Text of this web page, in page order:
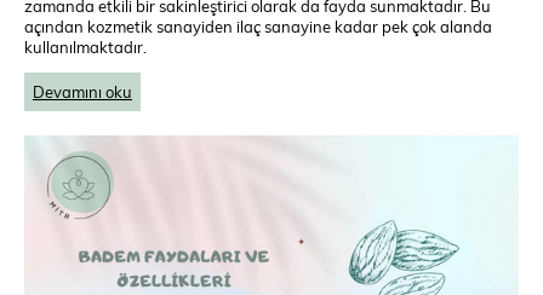
zamanda etkili bir sakinleştirici olarak da fayda sunmaktadır. Bu
açından kozmetik sanayiden ilaç sanayine kadar pek çok alanda
kullanılmaktadır.
Devamını oku